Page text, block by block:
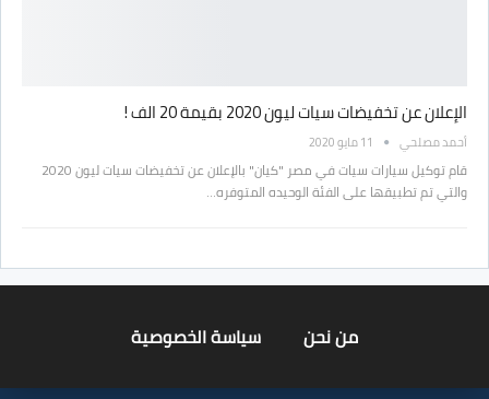
الإعلان عن تخفيضات سيات ليون 2020 بقيمة 20 الف !
أحمد مصلحي 11 مايو 2020
قام توكيل سيارات سيات في مصر "كيان" بالإعلان عن تخفيضات سيات ليون 2020
والتي تم تطبيقها على الفئة الوحيده المتوفره…
من نحن سياسة الخصوصية